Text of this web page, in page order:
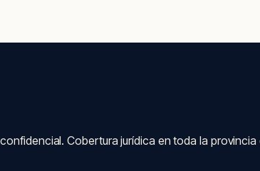
Cobertura jurídica en toda la provincia